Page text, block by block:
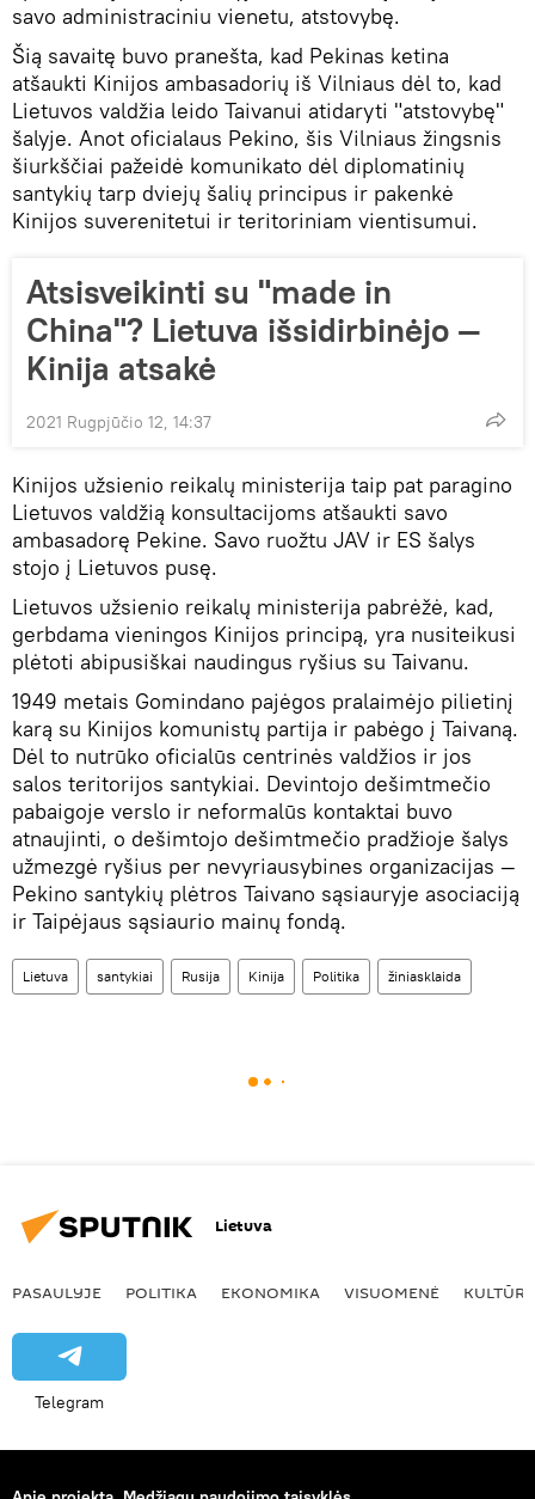
savo administraciniu vienetu, atstovybę.
Šią savaitę buvo pranešta, kad Pekinas ketina
atšaukti Kinijos ambasadorių iš Vilniaus dėl to, kad
Lietuvos valdžia leido Taivanui atidaryti "atstovybę"
šalyje. Anot oficialaus Pekino, šis Vilniaus žingsnis
šiurkščiai pažeidė komunikato dėl diplomatinių
santykių tarp dviejų šalių principus ir pakenkė
Kinijos suverenitetui ir teritoriniam vientisumui.
Atsisveikinti su "made in
China"? Lietuva išsidirbinėjo —
Kinija atsakė
2021 Rugpjūčio 12, 14:37
Kinijos užsienio reikalų ministerija taip pat paragino
Lietuvos valdžią konsultacijoms atšaukti savo
ambasadorę Pekine. Savo ruožtu JAV ir ES šalys
stojo į Lietuvos pusę.
Lietuvos užsienio reikalų ministerija pabrėžė, kad,
gerbdama vieningos Kinijos principą, yra nusiteikusi
plėtoti abipusiškai naudingus ryšius su Taivanu.
1949 metais Gomindano pajėgos pralaimėjo pilietinį
karą su Kinijos komunistų partija ir pabėgo į Taivaną.
Dėl to nutrūko oficialūs centrinės valdžios ir jos
salos teritorijos santykiai. Devintojo dešimtmečio
pabaigoje verslo ir neformalūs kontaktai buvo
atnaujinti, o dešimtojo dešimtmečio pradžioje šalys
užmezgė ryšius per nevyriausybines organizacijas —
Pekino santykių plėtros Taivano sąsiauryje asociaciją
ir Taipėjaus sąsiaurio mainų fondą.
Lietuva santykiai Rusija Kinija Politika žiniasklaida
Lietuva
PASAULYJE POLITIKA EKONOMIKA VISUOMENĖ KULTŪRA
Telegram